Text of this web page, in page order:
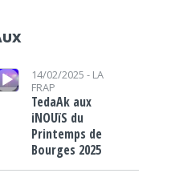
audio 14/02/2025 - LA
FRAP
TedaAk aux
iNOUïS du
Printemps de
Bourges 2025